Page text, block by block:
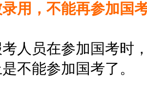
用，不能再参加国
员在参加国考时，
不能参加国考了。